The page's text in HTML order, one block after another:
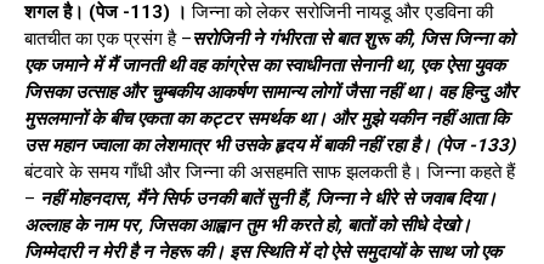
शगल है। (पेज -113) । जिन्ना को लेकर सरोजिनी नायडू और एडविना की
बातचीत का एक प्रसंग है –सरोजिनी ने गंभीरता से बात शुरू की, जिस जिन्ना को
एक जमाने में मैं जानती थी वह कांग्रेस का स्वाधीनता सेनानी था, एक ऐसा युवक
जिसका उत्साह और चुम्बकीय आकर्षण सामान्य लोगों जैसा नहीं था। वह हिन्दु और
मुसलमानों के बीच एकता का कट्टर समर्थक था। और मुझे यकीन नहीं आता कि
उस महान ज्वाला का लेशमात्र भी उसके हृदय में बाकी नहीं रहा है। (पेज -133)
बंटवारे के समय गाँधी और जिन्ना की असहमति साफ झलकती है। जिन्ना कहते हैं
– नहीं मोहनदास, मैंने सिर्फ उनकी बातें सुनी हैं, जिन्ना ने धीरे से जवाब दिया।
अल्लाह के नाम पर, जिसका आह्वान तुम भी करते हो, बातों को सीधे देखो।
जिम्मेदारी न मेरी है न नेहरू की। इस स्थिति में दो ऐसे समुदायों के साथ जो एक